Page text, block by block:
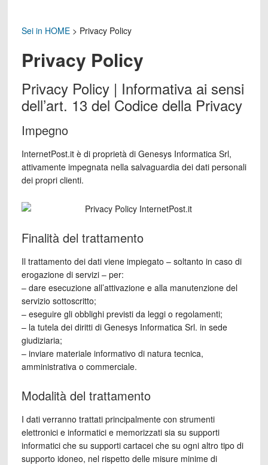
Sei in HOME> Privacy Policy
Privacy Policy
Privacy Policy | Informativa ai sensi
dell’art. 13 del Codice della Privacy
Impegno
InternetPost.it è di proprietà di Genesys Informatica Srl,
attivamente impegnata nella salvaguardia dei dati personali
dei propri clienti.
Finalità del trattamento
Il trattamento dei dati viene impiegato – soltanto in caso di
erogazione di servizi – per:
– dare esecuzione all’attivazione e alla manutenzione del
servizio sottoscritto;
– eseguire gli obblighi previsti da leggi o regolamenti;
– la tutela dei diritti di Genesys Informatica Srl. in sede
giudiziaria;
– inviare materiale informativo di natura tecnica,
amministrativa o commerciale.
Modalità del trattamento
I dati verranno trattati principalmente con strumenti
elettronici e informatici e memorizzati sia su supporti
informatici che su supporti cartacei che su ogni altro tipo di
supporto idoneo, nel rispetto delle misure minime di